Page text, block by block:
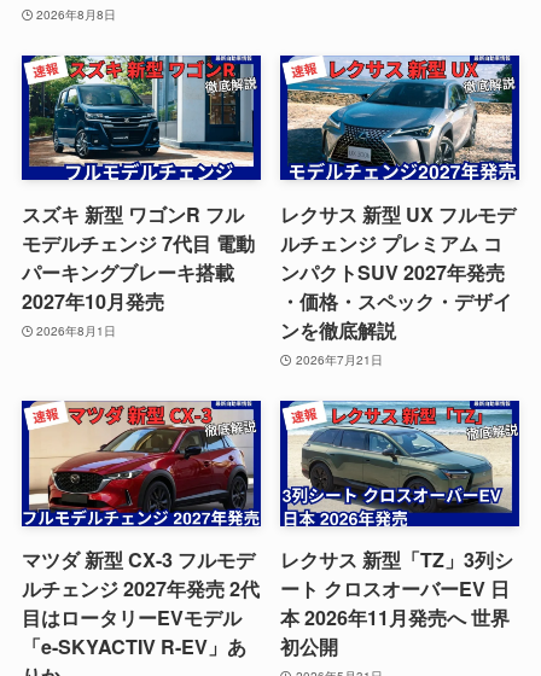
2026年8月8日
スズキ 新型 ワゴンR フル
モデルチェンジ 7代目 電動
パーキングブレーキ搭載
2027年10月発売
2026年8月1日
レクサス 新型 UX フルモデ
ルチェンジ プレミアム コ
ンパクトSUV 2027年発売
・価格・スペック・デザイ
ンを徹底解説
2026年7月21日
マツダ 新型 CX-3 フルモデ
ルチェンジ 2027年発売 2代
目はロータリーEVモデル
「e-SKYACTIV R-EV」あ
レクサス 新型「TZ」3列シ
ート クロスオーバーEV 日
本 2026年11月発売へ 世界
初公開